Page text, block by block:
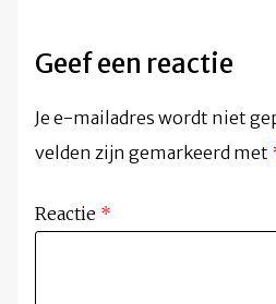
Geef een reactie
Je e-mailadres wordt niet
velden zijn gemarkeerd met
Reactie *